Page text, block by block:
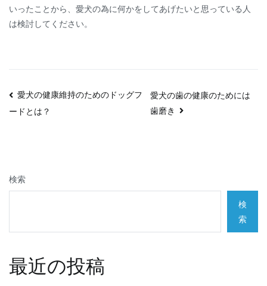
いったことから、愛犬の為に何かをしてあげたいと思っている人
は検討してください。
投
稿
ビ
ゲ
ョ
愛犬の健康維持のためのドッグフ
ードとは？
愛犬の歯の健康のためには
歯磨き
検索
検
索
最近の投稿